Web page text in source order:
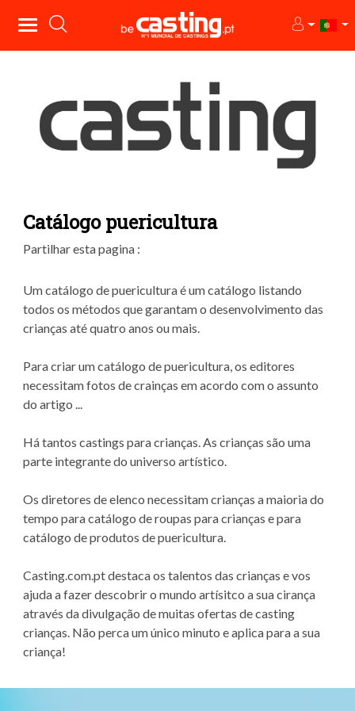
Catálogo puericultura
Partilhar esta pagina :
Um catálogo de puericultura é um catálogo listando
todos os métodos que garantam o desenvolvimento das
crianças até quatro anos ou mais.
Para criar um catálogo de puericultura, os editores
necessitam fotos de crainças em acordo com o assunto
do artigo ...
Há tantos castings para crianças. As crianças são uma
parte integrante do universo artístico.
Os diretores de elenco necessitam crianças a maioria do
tempo para catálogo de roupas para crianças e para
catálogo de produtos de puericultura.
Casting.com.pt destaca os talentos das crianças e vos
ajuda a fazer descobrir o mundo artísitco a sua cirança
através da divulgação de muitas ofertas de casting
crianças. Não perca um único minuto e aplica para a sua
criança!